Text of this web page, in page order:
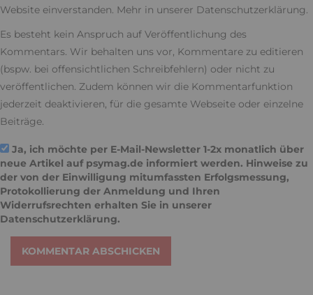
Website einverstanden. Mehr in unserer Datenschutzerklärung.
Es besteht kein Anspruch auf Veröffentlichung des
Kommentars. Wir behalten uns vor, Kommentare zu editieren
(bspw. bei offensichtlichen Schreibfehlern) oder nicht zu
veröffentlichen. Zudem können wir die Kommentarfunktion
jederzeit deaktivieren, für die gesamte Webseite oder einzelne
Beiträge.
Ja, ich möchte per E-Mail-Newsletter 1-2x monatlich über
neue Artikel auf psymag.de informiert werden. Hinweise zu
der von der Einwilligung mitumfassten Erfolgsmessung,
Protokollierung der Anmeldung und Ihren
Widerrufsrechten erhalten Sie in unserer
Datenschutzerklärung.
KOMMENTAR ABSCHICKEN